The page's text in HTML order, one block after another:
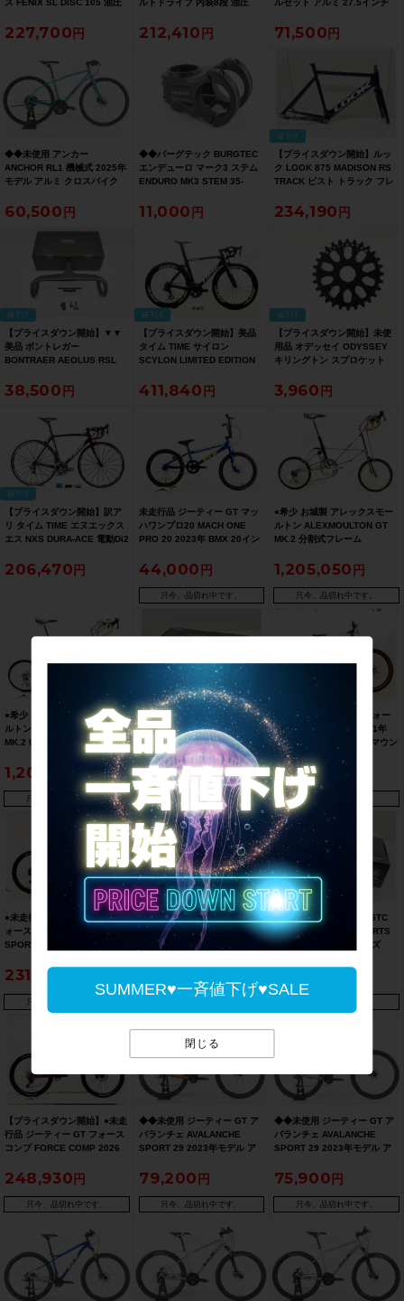
SUMMER♥一斉値下げ♥SALE
閉じる
ス FENIX SL DISC 105 油圧
バイク Sサイズ ホワイト【お
買い得SALE】
227,700
ルトドライブ 内装8段 油圧
み自転車 20インチ スペースグ
レー/シルバー 【お買い得
212,410
ルセット アルミ 27.5インチ
レス2WAY シマノ（サイクル
パラダイス山口より配送)
71,500
◆◆未使用 アンカー
ANCHOR RL1 機械式 2025年
モデル アルミ クロスバイク
（サイクルパラダイス大阪よ
り配送）
60,500
◆◆バーグテック BURGTEC
エンデューロ マーク3 ステム
ENDURO MK3 STEM 35-
ス大阪より配送）
11,000
値下げ
【プライスダウン開始】ルッ
ク LOOK 875 MADISON RS
TRACK ピスト トラック フレ
ブラック【お買い得SALE】
234,190
値下げ
【プライスダウン開始】▼▼
美品 ボントレガー
BONTRAER AEOLUS RSL
ドロップハンドル 420mm
110mm リコール対策品（サイ
送）【お買い得SALE】
38,500
値下げ
【プライスダウン開始】美品
タイム TIME サイロン
SCYLON LIMITED EDITION
動Di2 2018年 カーボンロード
バイク XSサイズ ブラック
411,840
値下げ
【プライスダウン開始】未使
用品 オデッセイ ODYSSEY
キリングトン スプロケット
28T チェーンリング【お買い
得SALE】
3,960
値下げ
【プライスダウン開始】訳ア
リ タイム TIME エヌエックス
エス NXS DURA-ACE 電動Di2
Sサイズ フラムルージュ【お
買い得SALE】
206,470
未走行品 ジーティー GT マッ
ハワンプロ20 MACH ONE
PRO 20 2023年 BMX 20イン
44,000
只今、品切れ中です。
●希少 お城製 アレックスモー
ルトン ALEXMOULTON GT
MK.2 分割式フレーム
ス/ネイビー ◇
1,205,050
只今、品切れ中です。
●希少 お城製 アレックスモー
ルトン ALEXMOULTON GT
MK.2 ULTEGRA 分割式フレー
ム 17インチ ステンレス/ネイ
ビー ◇
1,205,050
只今、品切れ中です。
アソス ASSOS MILLE GTS
BIB SHORTS C2 Black
Series Lサイズ
16,390
只今、品切れ中です。
●美品 ジーティー GT フォー
ス FORCE 29 PRO 2021年
SLX/XT フルサス 29er マウン
テンバイク Boost規格 Mサイ
ズ ブラック
421,960
只今、品切れ中です。
●未走行品 ジーティー GT フ
ォース スポーツ FORCE
SPORT 2025 フルサス 29er
Sサイズ ブラック ☆
231,781
只今、品切れ中です。
未使用品 ウッドマン
WOODMAN カーボン シート
ポスト CARBO GT2 TI
アソス ASSOS MILLE GTC
KIESPANZER BIB SHORTS
C2 Black Series Lサイズ
【プライスダウン開始】●未走
行品 ジーティー GT フォース
コンプ FORCE COMP 2026
ク Boost規格 Mサイズ レッド
☆【お買い得SALE】
248,930
只今、品切れ中です。
◆◆未使用 ジーティー GT ア
バランチェ AVALANCHE
SPORT 29 2023年モデル ア
サイズ microSHIFT 2x9速
（サイクルパラダイス大阪よ
り配送）
79,200
只今、品切れ中です。
◆◆未使用 ジーティー GT ア
バランチェ AVALANCHE
SPORT 29 2023年モデル ア
サイズ microSHIFT 2x9速
（サイクルパラダイス大阪よ
り配送）
75,900
只今、品切れ中です。